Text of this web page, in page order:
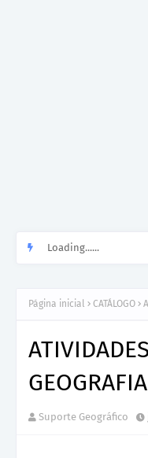
Loading......
Página inicial CATÁLOGO
GEOGRAFIA
Suporte Geográfico